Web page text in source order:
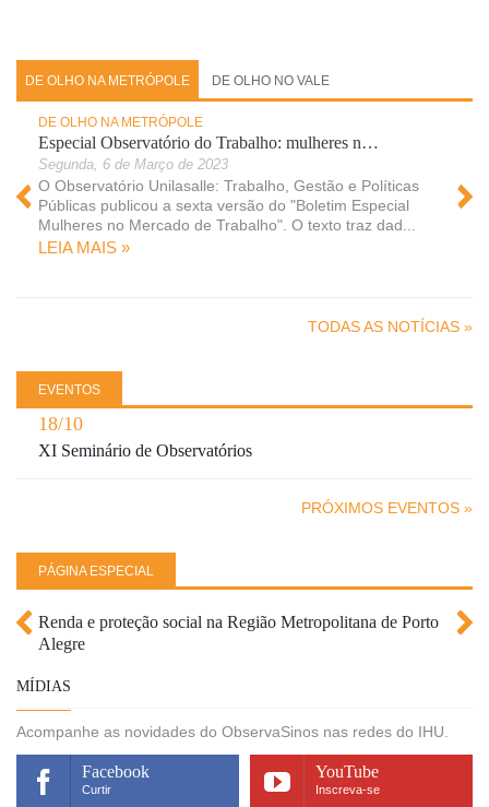
DE OLHO NA METRÓPOLE DE OLHO NO VALE
DE OLHO NA METRÓPOLE
Especial Observatório do Trabalho: mulheres n…
Segunda, 6 de Março de 2023
O Observatório Unilasalle: Trabalho, Gestão e Políticas
Públicas publicou a sexta versão do "Boletim Especial
Mulheres no Mercado de Trabalho". O texto traz dad...
LEIA MAIS »
TODAS AS NOTÍCIAS »
EVENTOS
18/10
XI Seminário de Observatórios
PRÓXIMOS EVENTOS »
PÁGINA ESPECIAL
Renda e proteção social na Região Metropolitana de Porto
Alegre
Mundo do trabalho na Região Metropolitana de Porto
Alegre
MÍDIAS
Acompanhe as novidades do ObservaSinos nas redes do IHU.
Facebook
Curtir
YouTube
Inscreva-se